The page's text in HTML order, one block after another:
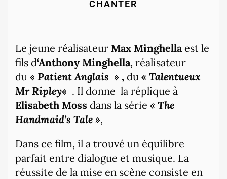
CHANTER
Le jeune réalisateur Max Minghella est le
fils d‘Anthony Minghella, réalisateur
du « Patient Anglais » , du « Talentueux
Mr Ripley« . Il donne la réplique à
Elisabeth Moss dans la série « The
Handmaid’s Tale »,
Dans ce film, il a trouvé un équilibre
parfait entre dialogue et musique. La
réussite de la mise en scène consiste en